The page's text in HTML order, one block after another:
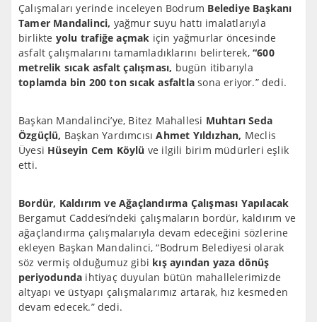
Çalışmaları yerinde inceleyen Bodrum Belediye Başkanı
Tamer Mandalinci, yağmur suyu hattı imalatlarıyla
birlikte yolu trafiğe açmak için yağmurlar öncesinde
asfalt çalışmalarını tamamladıklarını belirterek,“600
metrelik sıcak asfalt çalışması, bugün itibarıyla
toplamda bin 200 ton sıcak asfaltla sona eriyor.” dedi.
Başkan Mandalinci’ye, Bitez Mahallesi Muhtarı Seda
Özgüçlü, Başkan YardımcısıAhmet Yıldızhan, Meclis
Üyesi Hüseyin Cem Köylü ve ilgili birim müdürleri eşlik
etti.
Bordür, Kaldırım ve Ağaçlandırma Çalışması Yapılacak
Bergamut Caddesi’ndeki çalışmaların bordür, kaldırım ve
ağaçlandırma çalışmalarıyla devam edeceğini sözlerine
ekleyen Başkan Mandalinci, “Bodrum Belediyesi olarak
söz vermiş olduğumuz gibi kış ayından yaza dönüş
periyodunda ihtiyaç duyulan bütün mahallelerimizde
altyapı ve üstyapı çalışmalarımız artarak, hız kesmeden
devam edecek.” dedi.